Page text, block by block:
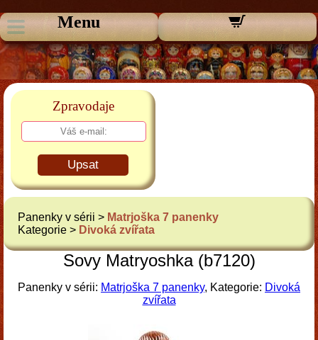
Menu
Zpravodaje
Upsat
Panenky v sérii > Matrjoška 7 panenky
Kategorie > Divoká zvířata
Sovy Matryoshka (b7120)
Panenky v sérii: Matrjoška 7 panenky, Kategorie: Divoká
zvířata